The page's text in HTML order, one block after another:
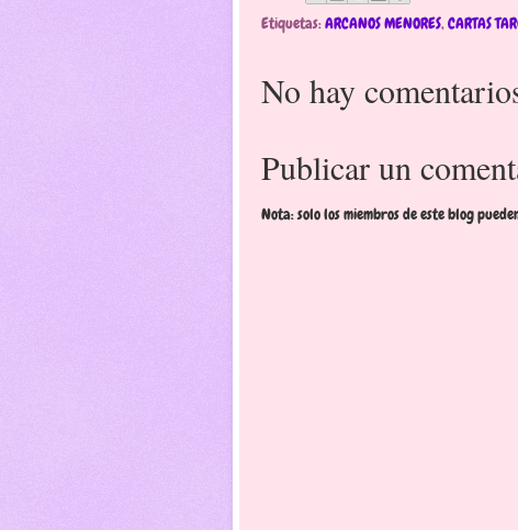
Etiquetas:ARCANOS MENORES,CARTAS
No hay
Publicar un
Nota: solo los miembros de este blog